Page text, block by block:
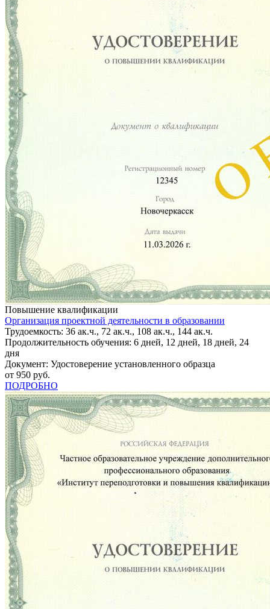
Повышение квалификации
Организация проектной деятельности в образовании
Трудоемкость: 36 ак.ч., 72 ак.ч., 108 ак.ч., 144 ак.ч.
Продолжительность обучения: 6 дней, 12 дней, 18 дней, 24
дня
Документ: Удостоверение установленного образца
от 950 руб.
ПОДРОБНО